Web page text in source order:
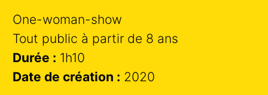
One-woman-show
Tout public à partir de 8 ans
Durée : 1h10
Date de création : 2020